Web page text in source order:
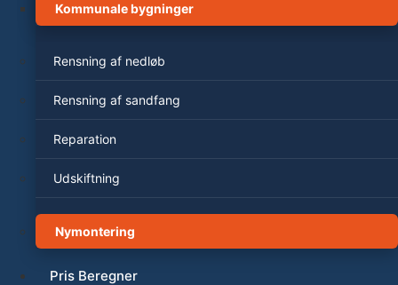
Kommunale bygninger
Rensning af nedløb
Rensning af sandfang
Reparation
Udskiftning
Nymontering
Pris Beregner